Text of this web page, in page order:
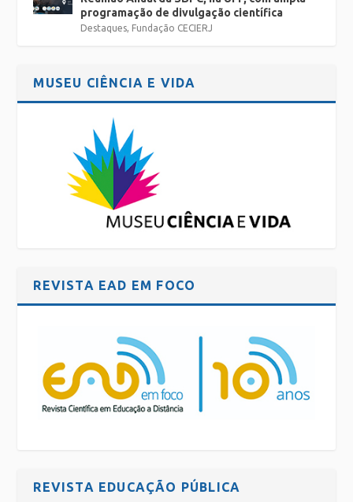
programação de divulgação científica
Destaques, Fundação CECIERJ
MUSEU CIÊNCIA E VIDA
REVISTA EAD EM FOCO
REVISTA EDUCAÇÃO PÚBLICA